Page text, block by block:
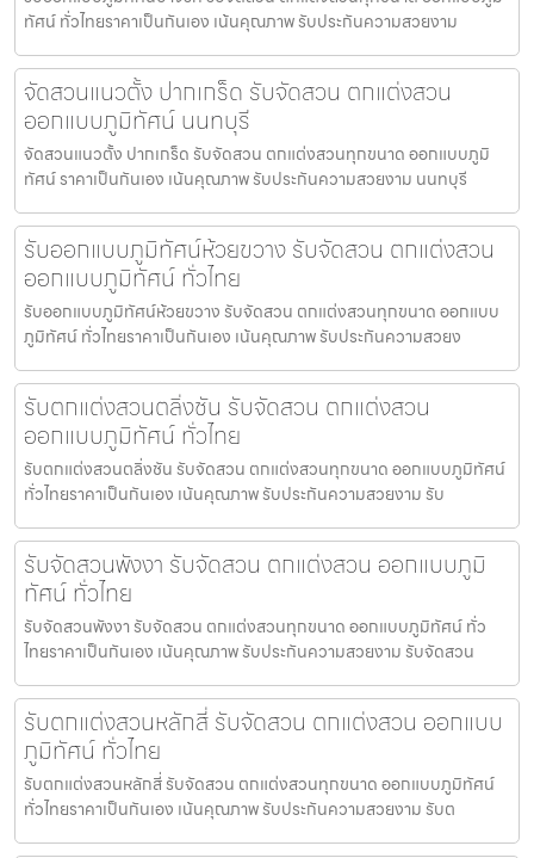
ทัศน์ ทั่วไทยราคาเป็นกันเอง เน้นคุณภาพ รับประกันความสวยงาม
จัดสวนแนวตั้ง ปากเกร็ด รับจัดสวน ตกแต่งสวน
ออกแบบภูมิทัศน์ นนทบุรี
จัดสวนแนวตั้ง ปากเกร็ด รับจัดสวน ตกแต่งสวนทุกขนาด ออกแบบภูมิ
ทัศน์ ราคาเป็นกันเอง เน้นคุณภาพ รับประกันความสวยงาม นนทบุรี
รับออกแบบภูมิทัศน์ห้วยขวาง รับจัดสวน ตกแต่งสวน
ออกแบบภูมิทัศน์ ทั่วไทย
รับออกแบบภูมิทัศน์ห้วยขวาง รับจัดสวน ตกแต่งสวนทุกขนาด ออกแบบ
ภูมิทัศน์ ทั่วไทยราคาเป็นกันเอง เน้นคุณภาพ รับประกันความสวยง
รับตกแต่งสวนตลิ่งชัน รับจัดสวน ตกแต่งสวน
ออกแบบภูมิทัศน์ ทั่วไทย
รับตกแต่งสวนตลิ่งชัน รับจัดสวน ตกแต่งสวนทุกขนาด ออกแบบภูมิทัศน์
ทั่วไทยราคาเป็นกันเอง เน้นคุณภาพ รับประกันความสวยงาม รับ
รับจัดสวนพังงา รับจัดสวน ตกแต่งสวน ออกแบบภูมิ
ทัศน์ ทั่วไทย
รับจัดสวนพังงา รับจัดสวน ตกแต่งสวนทุกขนาด ออกแบบภูมิทัศน์ ทั่ว
ไทยราคาเป็นกันเอง เน้นคุณภาพ รับประกันความสวยงาม รับจัดสวน
รับตกแต่งสวนหลักสี่ รับจัดสวน ตกแต่งสวน ออกแบบ
ภูมิทัศน์ ทั่วไทย
รับตกแต่งสวนหลักสี่ รับจัดสวน ตกแต่งสวนทุกขนาด ออกแบบภูมิทัศน์
ทั่วไทยราคาเป็นกันเอง เน้นคุณภาพ รับประกันความสวยงาม รับต